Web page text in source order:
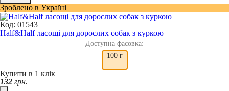
Зроблено в Україні
Код: 01543
Half&Half ласощі для дорослих собак з куркою
Доступна фасовка:
100 г
Купити в 1 клік
132 грн.